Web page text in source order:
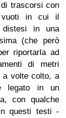
trascorsi con
vuoti in cui il
distesi in una
(che però
riportarla ad
di metri
a volte colto, a
legato in un
con qualche
questi testi -